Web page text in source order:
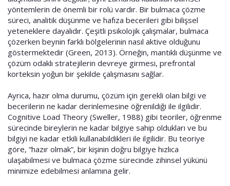
yöntemlerin de önemli bir rolü vardır. Bir bulmaca çözme
süreci, analitik düşünme ve hafıza becerileri gibi bilişsel
yeteneklere dayalıdır. Çeşitli psikolojik çalışmalar, bulmaca
çözerken beynin farklı bölgelerinin nasıl aktive olduğunu
göstermektedir (Green, 2013). Örneğin, mantıklı düşünme ve
çözüm odaklı stratejilerin devreye girmesi, prefrontal
korteksin yoğun bir şekilde çalışmasını sağlar.
Ayrıca, hazır olma durumu, çözüm için gerekli olan bilgi ve
becerilerin ne kadar derinlemesine öğrenildiği ile ilgilidir.
Cognitive Load Theory (Sweller, 1988) gibi teoriler, öğrenme
sürecinde bireylerin ne kadar bilgiye sahip oldukları ve bu
bilgiyi ne kadar etkili kullanabildikleri ile ilgilidir. Bu teoriye
göre, “hazır olmak”, bir kişinin doğru bilgiye hızlıca
ulaşabilmesi ve bulmaca çözme sürecinde zihinsel yükünü
minimize edebilmesi anlamına gelir.